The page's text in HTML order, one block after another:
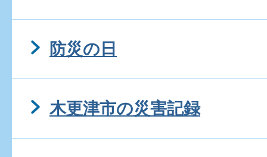
防災の日
木更津市の災害記録